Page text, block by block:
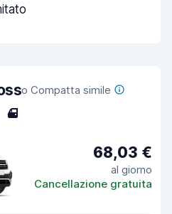
o Compatta simile
4
68,03 €
al giorno
Cancellazione gratuita